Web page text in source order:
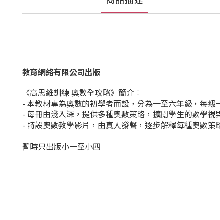
教育網絡有限公司出版
《高思維訓練 奧數全攻略》簡介：
- 本教材專為奧數的初學者而設，分為一至六年級，每
- 每冊由淺入深，提供多種奧數策略，擴闊學生的數學視
- 特設奧數教學影片，由真人發聲，逐步解釋每種奧數
暫時只出版小一至小四